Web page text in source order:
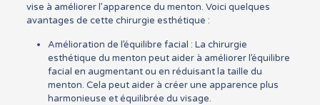
vise à améliorer l’apparence du menton. Voici quelques
avantages de cette chirurgie esthétique :
Amélioration de l’équilibre facial : La chirurgie
esthétique du menton peut aider à améliorer l’équilibre
facial en augmentant ou en réduisant la taille du
menton. Cela peut aider à créer une apparence plus
harmonieuse et équilibrée du visage.